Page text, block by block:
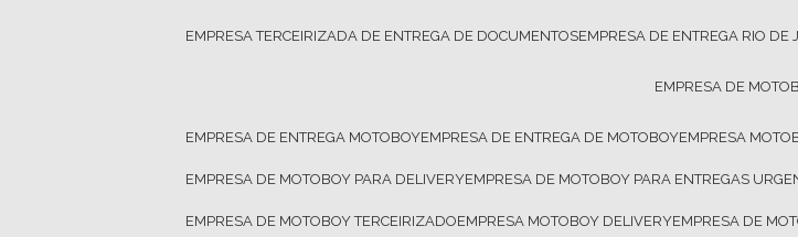
EMPRESA TERCEIRIZADA DE ENTREGA DE DOCUMENTOS EMPRESA DE ENTREGA RIO DE
EMPRESA DE
EMPRESA DE ENTREGA MOTOBOY EMPRESA DE ENTREGA DE MOTOBOY EMPRESA
EMPRESA DE MOTOBOY PARA DELIVERY EMPRESA DE MOTOBOY PARA ENTREGAS
EMPRESA DE MOTOBOY TERCEIRIZADO EMPRESA MOTOBOY DELIVERY EMPRESA DE